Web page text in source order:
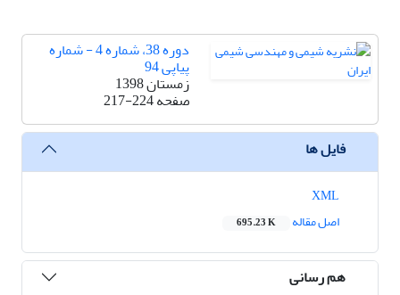
دوره 38، شماره 4 - شماره
پیاپی 94
زمستان 1398
صفحه217-224
فایل ها
اصل مقاله
695.23 K
هم رسانی